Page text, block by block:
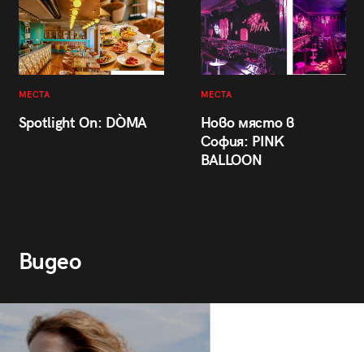
МЕСТА
Spotlight On: DÒMA
МЕСТА
Ново място в
София: PINK
BALLOON
Видео